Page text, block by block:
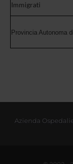
Immigrati
Provincia Autonoma
Azienda